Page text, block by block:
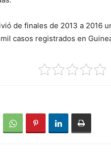
de finales de 2013 a 2016
casos registrados en